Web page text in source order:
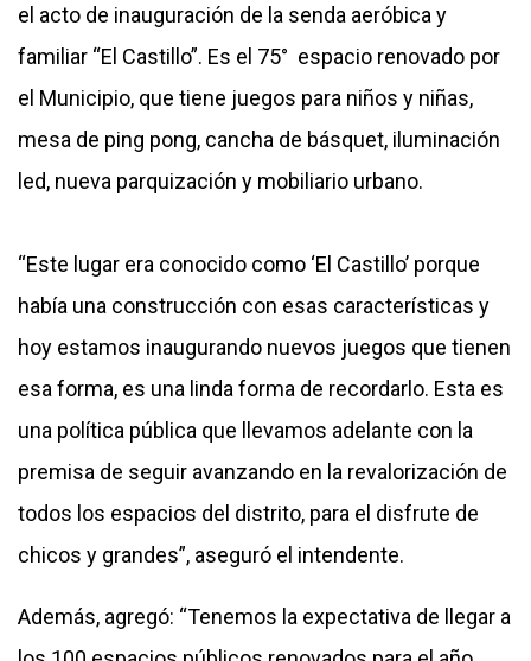
el acto de inauguración de la senda aeróbica y
familiar “El Castillo”. Es el 75° espacio renovado por
el Municipio, que tiene juegos para niños y niñas,
mesa de ping pong, cancha de básquet, iluminación
led, nueva parquización y mobiliario urbano.
“Este lugar era conocido como ‘El Castillo’ porque
había una construcción con esas características y
hoy estamos inaugurando nuevos juegos que tienen
esa forma, es una linda forma de recordarlo. Esta es
una política pública que llevamos adelante con la
premisa de seguir avanzando en la revalorización de
todos los espacios del distrito, para el disfrute de
chicos y grandes”, aseguró el intendente.
Además, agregó: “Tenemos la expectativa de llegar a